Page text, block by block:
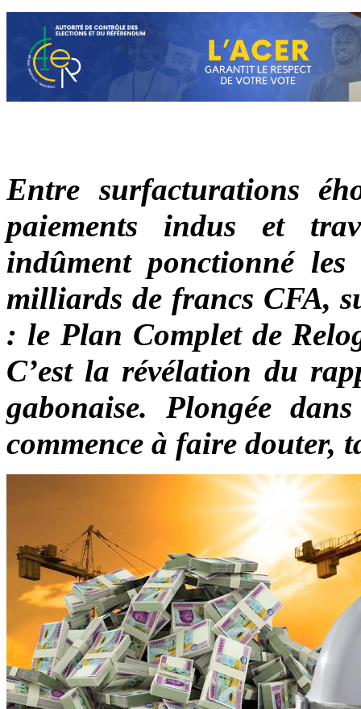
Entre surfacturations
paiements indus et
indûment ponctionné
milliards de francs CFA,
: le Plan Complet de
C’est la révélation du
gabonaise. Plongée
commence à faire douter,